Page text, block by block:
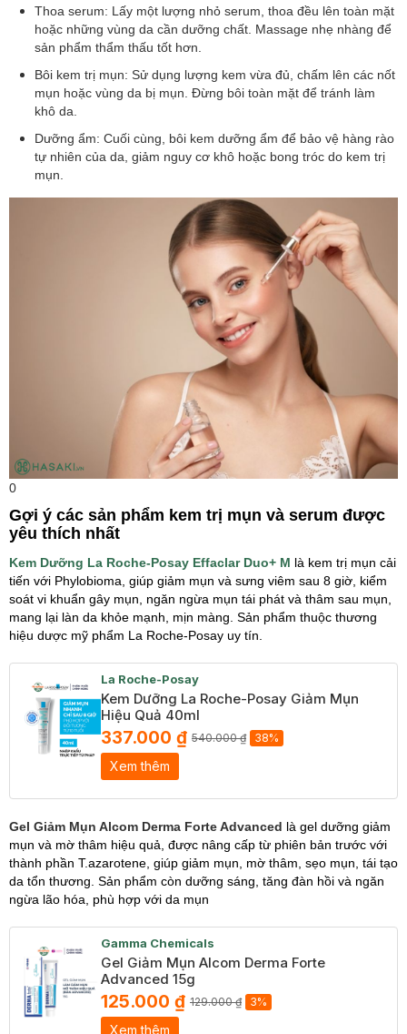
Thoa serum: Lấy một lượng nhỏ serum, thoa đều lên toàn mặt
hoặc những vùng da cần dưỡng chất. Massage nhẹ nhàng để
sản phẩm thẩm thấu tốt hơn.
Bôi kem trị mụn: Sử dụng lượng kem vừa đủ, chấm lên các nốt
mụn hoặc vùng da bị mụn. Đừng bôi toàn mặt để tránh làm
khô da.
Dưỡng ẩm: Cuối cùng, bôi kem dưỡng ẩm để bảo vệ hàng rào
tự nhiên của da, giảm nguy cơ khô hoặc bong tróc do kem trị
mụn.
0
Gợi ý các sản phẩm kem trị mụn và serum được
yêu thích nhất
Kem Dưỡng La Roche-Posay Effaclar Duo+ M là kem trị mụn cải
tiến với Phylobioma, giúp giảm mụn và sưng viêm sau 8 giờ, kiểm
soát vi khuẩn gây mụn, ngăn ngừa mụn tái phát và thâm sau mụn,
mang lại làn da khỏe mạnh, mịn màng. Sản phẩm thuộc thương
hiệu dược mỹ phẩm La Roche-Posay uy tín.
La Roche-Posay
Kem Dưỡng La Roche-Posay Giảm Mụn
Hiệu Quả 40ml
337.000 ₫ 540.000 ₫ 38%
Xem thêm
Gel Giảm Mụn Alcom Derma Forte Advanced là gel dưỡng giảm
mụn và mờ thâm hiệu quả, được nâng cấp từ phiên bản trước với
thành phần T.azarotene, giúp giảm mụn, mờ thâm, sẹo mụn, tái tạo
da tổn thương. Sản phẩm còn dưỡng sáng, tăng đàn hồi và ngăn
ngừa lão hóa, phù hợp với da mụn
Gamma Chemicals
Gel Giảm Mụn Alcom Derma Forte
Advanced 15g
125.000 ₫ 129.000 ₫ 3%
Xem thêm